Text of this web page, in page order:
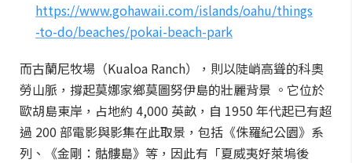
https://www.gohawaii.com/islands/oahu/things
-to-do/beaches/pokai-beach-park
而古蘭尼牧場（Kualoa Ranch），則以陡峭高聳的科奧
勞山脈，撐起莫娜家鄉莫圖努伊島的壯麗背景 。它位於
歐胡島東岸，占地約 4,000 英畝，自 1950 年代起已有超
過 200 部電影與影集在此取景，包括《侏羅紀公園》系
列、《金剛：骷髏島》等，因此有「夏威夷好萊塢後